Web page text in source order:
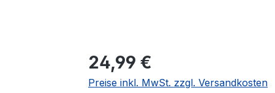
Regulärer Preis:
24,99 €
Preise inkl. MwSt. zzgl. Versandkosten